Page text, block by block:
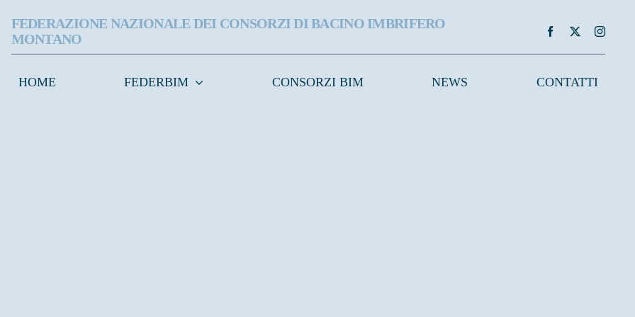
FEDERAZIONE NAZIONALE DEI CONSORZI DI BACINO IMBRIFERO
MONTANO
HOME FEDERBIM CONSORZI BIM NEWS CONTATTI